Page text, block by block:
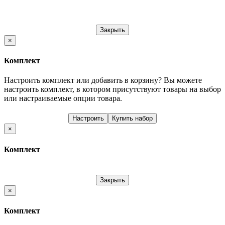
Закрыть
×
Комплект
Настроить комплект или добавить в корзину? Вы можете
настроить комплект, в котором присутствуют товары на выбор
или настраиваемые опции товара.
Настроить
Купить набор
×
Комплект
Закрыть
×
Комплект